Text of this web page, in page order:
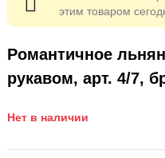
Романтичное
рукавом, арт. 4/7,
Нет в наличии
этим товаром